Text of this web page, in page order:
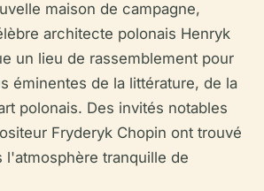
maison de campagne,
architecte polonais Henryk
un lieu de rassemblement pour
éminentes de la littérature, de la
polonais. Des invités notables
Fryderyk Chopin ont trouvé
l'atmosphère tranquille de